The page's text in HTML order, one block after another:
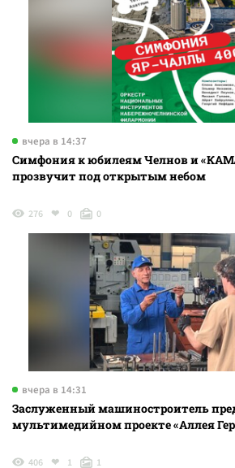
вчера в 14:37
Симфония к юбилеям Челнов и
прозвучит под открытым небом
276 0 0
вчера в 14:31
Заслуженный машиностроитель
мультимедийном проекте «Аллея
406 1 1